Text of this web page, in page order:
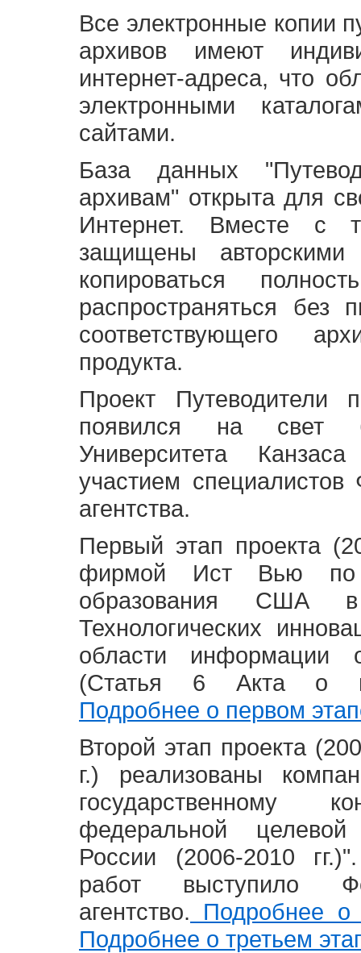
Все электронные копии
архивов имеют
интернет-адреса, что
электронными
сайтами.
База данных
архивам" открыта для
Интернет. Вместе с
защищены
копироваться
распространяться без
соответствующего
продукта.
Проект Путеводители
появился на свет
Университета
участием специалистов
агентства.
Первый этап проекта
фирмой Ист Вью по
образования США
Технологических
области информации
(Статья 6 Акта о
Подробнее о первом
Второй этап проекта
г.) реализованы
государственному
федеральной
России (2006-2010
работ выступило
агентство. Подробнее о
Подробнее о третьем